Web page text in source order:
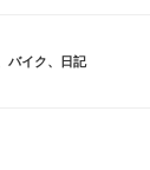
バイク、 日記